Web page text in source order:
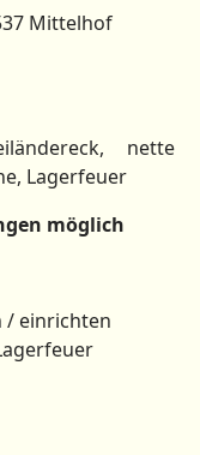
Mittelhof
nette
Lagerfeuer
möglich
/ einrichten